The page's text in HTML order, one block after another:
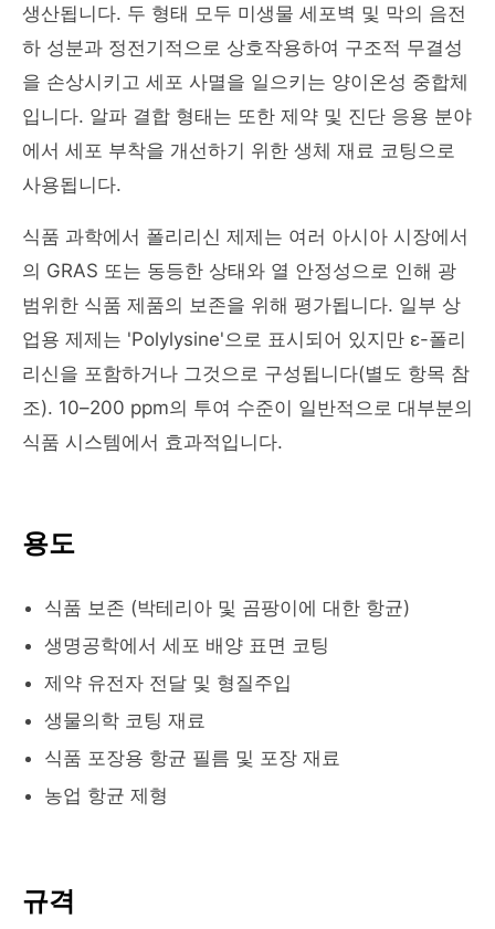
생산됩니다. 두 형태 모두 미생물 세포벽 및 막의 음전
하 성분과 정전기적으로 상호작용하여 구조적 무결성
을 손상시키고 세포 사멸을 일으키는 양이온성 중합체
입니다. 알파 결합 형태는 또한 제약 및 진단 응용 분야
에서 세포 부착을 개선하기 위한 생체 재료 코팅으로
사용됩니다.
식품 과학에서 폴리리신 제제는 여러 아시아 시장에서
의 GRAS 또는 동등한 상태와 열 안정성으로 인해 광
범위한 식품 제품의 보존을 위해 평가됩니다. 일부 상
업용 제제는 'Polylysine'으로 표시되어 있지만 ε-폴리
리신을 포함하거나 그것으로 구성됩니다(별도 항목 참
조). 10–200 ppm의 투여 수준이 일반적으로 대부분의
식품 시스템에서 효과적입니다.
용도
식품 보존 (박테리아 및 곰팡이에 대한 항균)
생명공학에서 세포 배양 표면 코팅
제약 유전자 전달 및 형질주입
생물의학 코팅 재료
식품 포장용 항균 필름 및 포장 재료
농업 항균 제형
규격